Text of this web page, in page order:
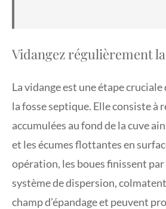
Vidangez régulièrement
La vidange est une étape
la fosse septique. Elle consiste à
accumulées au fond de la cuve
et les écumes flottantes en
opération, les boues finissent
système de dispersion,
champ d’épandage et peuvent